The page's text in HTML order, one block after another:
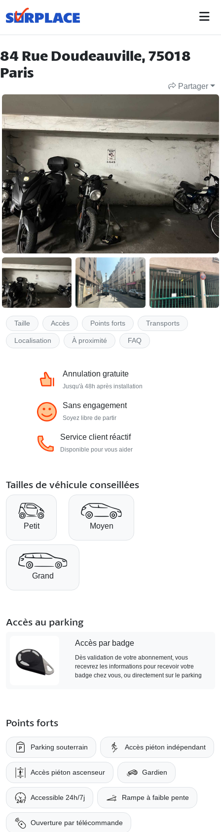
84 Rue Doudeauville, 75018
Paris
Partager
Taille Accès Points forts Transports
Localisation À proximité FAQ
Annulation gratuite
Jusqu'à 48h après installation
Sans engagement
Soyez libre de partir
Service client réactif
Disponible pour vous aider
Tailles de véhicule conseillées
Petit Moyen
Grand
Accès au parking
Accès par badge
Dès validation de votre abonnement, vous
recevrez les informations pour recevoir votre
badge chez vous, ou directement sur le parking
Points forts
Parking souterrain Accès piéton indépendant
Accès piéton ascenseur Gardien
Accessible 24h/7j Rampe à faible pente
Ouverture par télécommande